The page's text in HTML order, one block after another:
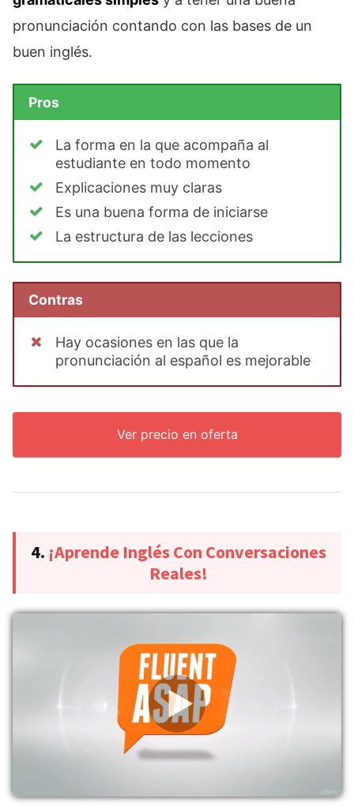
pronunciación contando con las bases de un
buen inglés.
Pros
La forma en la que acompaña al
estudiante en todo momento
Explicaciones muy claras
Es una buena forma de iniciarse
La estructura de las lecciones
Contras
Hay ocasiones en las que la
pronunciación al español es mejorable
Ver precio en oferta
4. ¡Aprende Inglés Con Conversaciones
Reales!